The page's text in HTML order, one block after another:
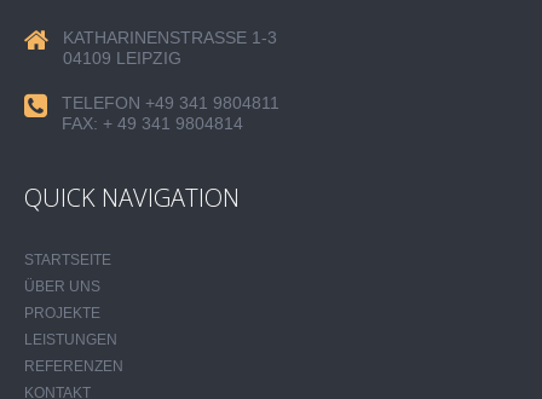
KATHARINENSTRASSE 1-3
04109 LEIPZIG
TELEFON +49 341 9804811
FAX: + 49 341 9804814
QUICK NAVIGATION
STARTSEITE
ÜBER UNS
PROJEKTE
LEISTUNGEN
REFERENZEN
KONTAKT